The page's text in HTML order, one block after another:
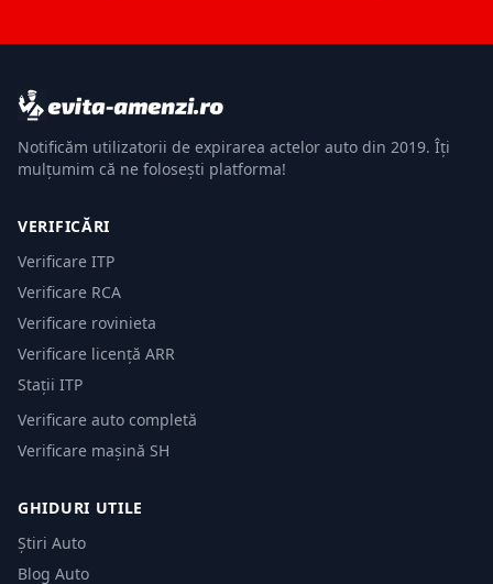
Notificăm utilizatorii de expirarea actelor auto din 2019. Îți
mulțumim că ne folosești platforma!
VERIFICĂRI
Verificare ITP
Verificare RCA
Verificare rovinieta
Verificare licență ARR
Stații ITP
Verificare auto completă
Verificare mașină SH
GHIDURI UTILE
Știri Auto
Blog Auto